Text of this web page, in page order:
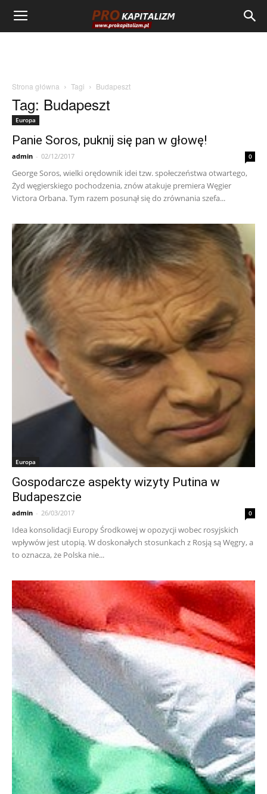
Strona główna Tagi Budapeszt
Tag: Budapeszt
Europa
Panie Soros, puknij się pan w głowę!
admin - 02/12/2017 0
George Soros, wielki orędownik idei tzw. społeczeństwa otwartego,
Żyd węgierskiego pochodzenia, znów atakuje premiera Węgier
Victora Orbana. Tym razem posunął się do zrównania szefa...
Europa
Gospodarcze aspekty wizyty Putina w
Budapeszcie
admin - 26/03/2017 0
Idea konsolidacji Europy Środkowej w opozycji wobec rosyjskich
wpływów jest utopią. W doskonałych stosunkach z Rosją są Węgry, a
to oznacza, że Polska nie...